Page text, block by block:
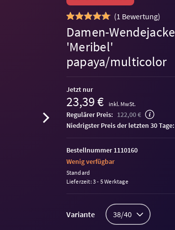
(1 Bewertung)
Damen-Wendejacke
'Meribel'
papaya/multicolor
Jetzt nur
23,39 € inkl. MwSt.
Regulärer Preis: 122,00 €
niedrigster Preis der letzten 30 Tage:
Variante 38/40
Bestellnummer 1110160
Wenig verfügbar
Standard
Lieferzeit: 3 - 5 Werktage